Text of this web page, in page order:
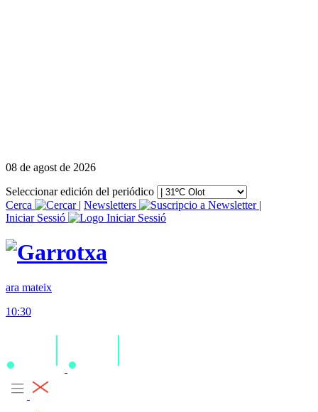
08 de agost de 2026
Seleccionar edición del periódico
Cerca
| Newsletters
|
Iniciar Sessió
ara mateix
10:30